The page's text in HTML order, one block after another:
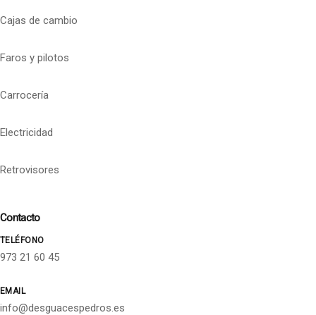
Cajas de cambio
Faros y pilotos
Carrocería
Electricidad
Retrovisores
Contacto
TELÉFONO
973 21 60 45
EMAIL
info@desguacespedros.es